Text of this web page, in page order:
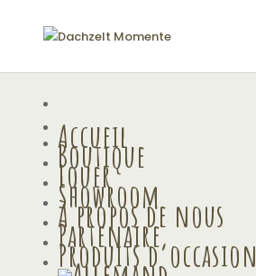
Accueil
Boutique
Louer
Showroom
À propos de nous
Partenaire
Produits d’occasion